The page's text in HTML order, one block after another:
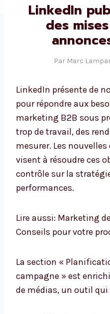
LinkedIn
des
Par Marc
LinkedIn présente de
pour répondre aux
marketing B2B sous
trop de travail, des
mesurer. Les nouvelles
visent à résoudre ces
contrôle sur la
performances.
Lire aussi: Marketing
Conseils pour votre
La section «
campagne » est
de médias, un outil qui